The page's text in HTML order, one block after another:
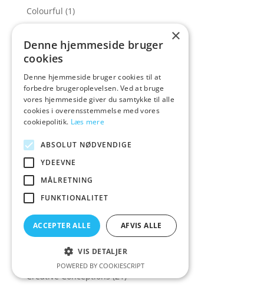
Colourful (1)
Colourful & Playful (10)
Colourful favouri
Colourful favourite (1)
Colourful favourites (14)
COLT (5)
Corsager & Korsetter
Corsager&Korsetter
Corset
Cottelli Collection
Cowgirl (7)
Crave (1)
Crazy Deals
Creative Conceptions (21)
×
Denne hjemmeside bruger
cookies
Denne hjemmeside bruger cookies til at
forbedre brugeroplevelsen. Ved at bruge
vores hjemmeside giver du samtykke til alle
cookies i overensstemmelse med vores
cookiepolitik. Læs mere
ABSOLUT NØDVENDIGE
YDEEVNE
MÅLRETNING
FUNKTIONALITET
ACCEPTER ALLE AFVIS ALLE
VIS DETALJER
POWERED BY COOKIESCRIPT